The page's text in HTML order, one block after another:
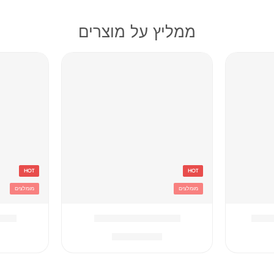
ממליץ על מוצרים
HOT
מומלצים
HOT
מומלצים